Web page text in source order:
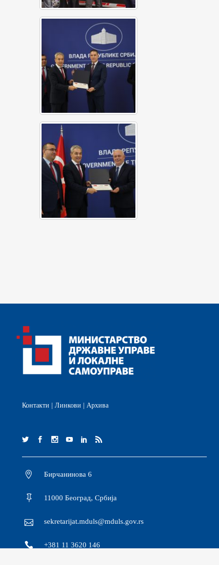
Контакти Линкови Архива
Бирчанинова 6
11000 Београд, Србија
sekretarijat.mduls@mduls.gov.rs
+381 11 3620 146